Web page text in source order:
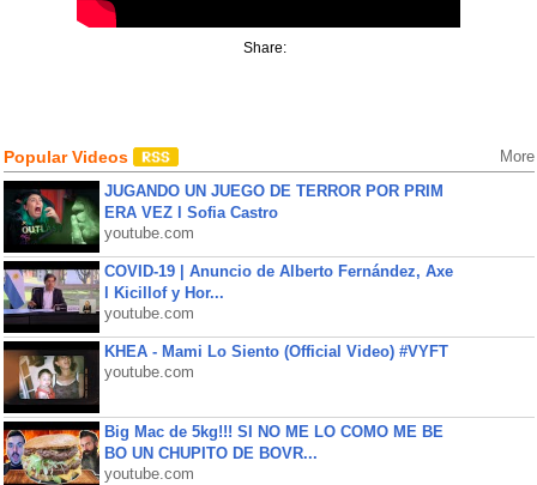
Share:
Popular Videos More
JUGANDO UN JUEGO DE TERROR POR PRIM
ERA VEZ l Sofia Castro
youtube.com
COVID-19 | Anuncio de Alberto Fernández, Axe
l Kicillof y Hor...
youtube.com
KHEA - Mami Lo Siento (Official Video) #VYFT
youtube.com
Big Mac de 5kg!!! SI NO ME LO COMO ME BE
BO UN CHUPITO DE BOVR...
youtube.com